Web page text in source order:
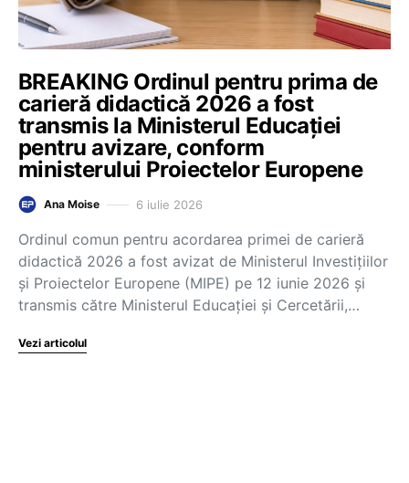
BREAKING Ordinul pentru prima de
carieră didactică 2026 a fost
transmis la Ministerul Educației
pentru avizare, conform
ministerului Proiectelor Europene
Ana Moise 6 iulie 2026
Ordinul comun pentru acordarea primei de carieră
didactică 2026 a fost avizat de Ministerul Investițiilor
și Proiectelor Europene (MIPE) pe 12 iunie 2026 și
transmis către Ministerul Educației și Cercetării,…
Vezi articolul